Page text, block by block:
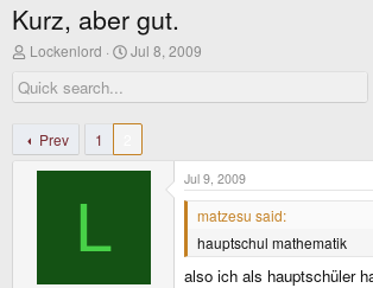
Kurz, aber gut.
T
r
e
d
s
Lockenlord
S
r
t
a
t
Jul 8, 2009
Prev 1
L
Jul 9, 2009
matzesu said:
hauptschul mathematik
also ich als hauptschüler